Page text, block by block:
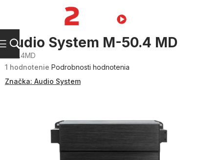
Audio System M-50.4 MD
M50.4MD
Priemerné
hodnotenie
produktu
je
1 hodnotenie Podrobnosti hodnotenia
Značka: Audio System